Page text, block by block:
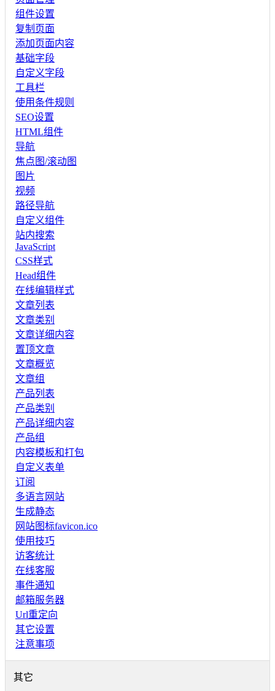
组件设置
复制页面
添加页面内容
基础字段
自定义字段
工具栏
使用条件规则
SEO设置
HTML组件
导航
焦点图/滚动图
图片
视频
路径导航
自定义组件
站内搜索
JavaScript
CSS样式
Head组件
在线编辑样式
文章列表
文章类别
文章详细内容
置顶文章
文章概览
文章组
产品列表
产品类别
产品详细内容
产品组
内容模板和打包
自定义表单
订阅
多语言网站
生成静态
网站图标favicon.ico
使用技巧
访客统计
在线客服
事件通知
邮箱服务器
Url重定向
其它设置
注意事项
其它